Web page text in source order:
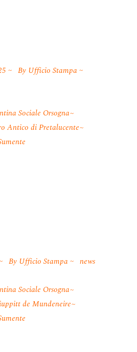
By Ufficio Stampa
Sociale Orsogna
Antico di Pretalucente
By Ufficio Stampa news
Sociale Orsogna
de Mundeneire